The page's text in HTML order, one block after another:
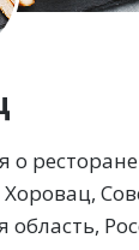
область,